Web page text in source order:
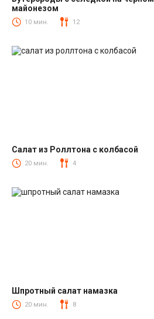
Закуски
майонезом
10 мин. 12
Салаты с колбасой
Салат из Роллтона с колбасой
20 мин. 4
Салаты со шпротами
Шпротный салат намазка
20 мин. 8